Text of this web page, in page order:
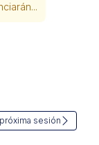
próxima sesión